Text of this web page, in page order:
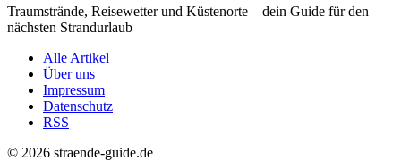
Traumstrände, Reisewetter und Küstenorte – dein Guide für den
nächsten Strandurlaub
Alle Artikel
Über uns
Impressum
Datenschutz
RSS
© 2026 straende-guide.de